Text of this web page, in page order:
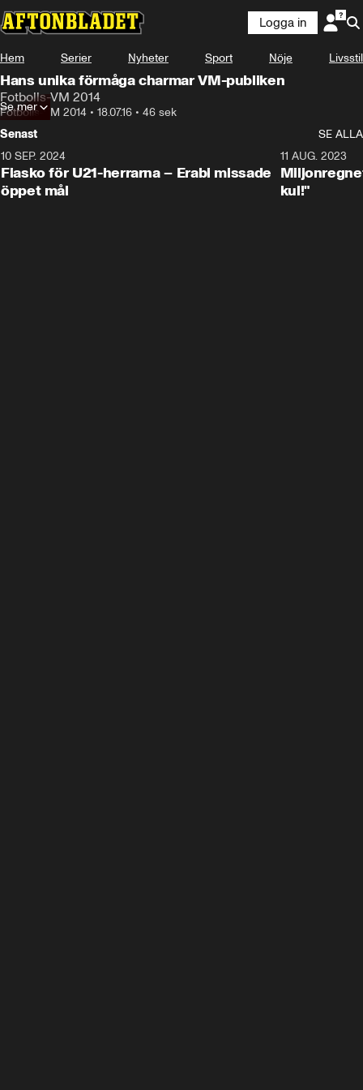
Logga in
Hem Serier Nyheter Sport Nöje Livsstil
Hans unika förmåga charmar VM-publiken
Fotbolls-VM 2014
Fotbolls-VM 2014 • 18.07.16 • 46 sek
Se mer
Senast
SE ALLA
10 SEP. 2024
Fiasko för U21-herrarna – Erabi missade
öppet mål
11 AUG. 2023
kul!"